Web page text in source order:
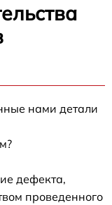
нами детали
дефекта,
проведенного